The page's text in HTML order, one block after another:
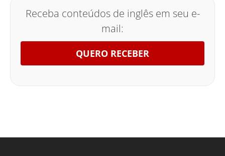
Receba conteúdos de inglês em seu e-
mail:
QUERO RECEBER